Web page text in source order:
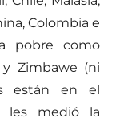
Colombia e
pobre como
y Zimbawe (ni
están en el
les medió la